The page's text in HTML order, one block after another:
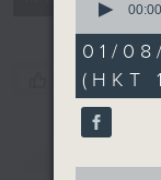
您喜歡這
簡介
2
hours,
9
00:00
01/
(HKT